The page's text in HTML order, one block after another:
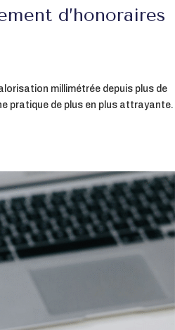
d’honoraires
millimétrée depuis plus de
pratique de plus en plus attrayante.